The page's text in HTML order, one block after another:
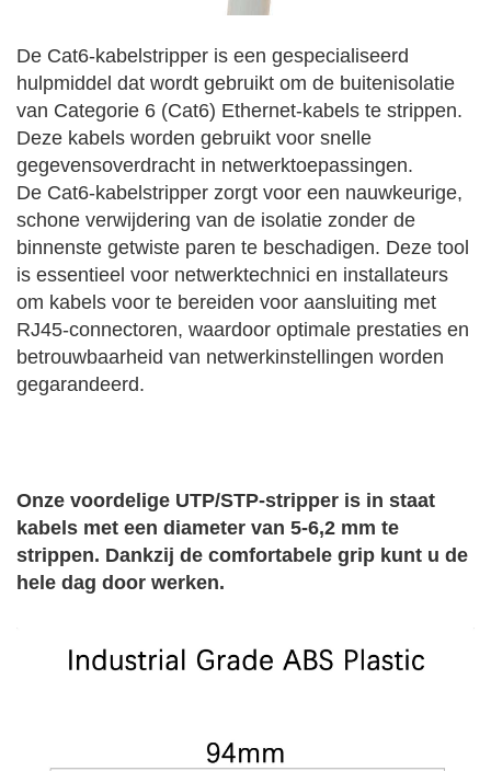
De Cat6-kabelstripper is een gespecialiseerd
hulpmiddel dat wordt gebruikt om de buitenisolatie
van Categorie 6 (Cat6) Ethernet-kabels te strippen.
Deze kabels worden gebruikt voor snelle
gegevensoverdracht in netwerktoepassingen.
De Cat6-kabelstripper zorgt voor een nauwkeurige,
schone verwijdering van de isolatie zonder de
binnenste getwiste paren te beschadigen. Deze tool
is essentieel voor netwerktechnici en installateurs
om kabels voor te bereiden voor aansluiting met
RJ45-connectoren, waardoor optimale prestaties en
betrouwbaarheid van netwerkinstellingen worden
gegarandeerd.
Onze voordelige UTP/STP-stripper is in staat
kabels met een diameter van 5-6,2 mm te
strippen. Dankzij de comfortabele grip kunt u de
hele dag door werken.